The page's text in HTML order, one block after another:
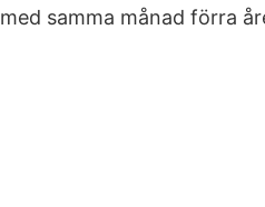
samma månad förra